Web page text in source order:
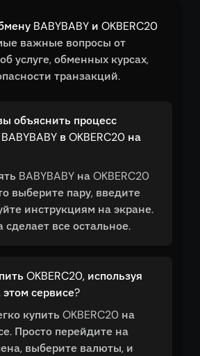
BABYBABY и OKBERC20
важные вопросы от
услуге, обменных курсах,
транзакций.
объяснить процесс
в OKBERC20 на
BABYBABY на OKBERC20
выберите пару, введите
инструкциям на экране.
все остальное.
OKBERC20, используя
этом сервисе?
купить OKBERC20 на
Просто перейдите на
выберите валюты, и